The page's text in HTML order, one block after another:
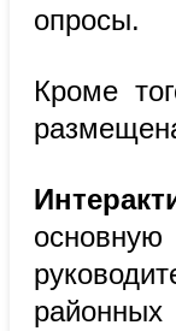
опросы.
Кроме